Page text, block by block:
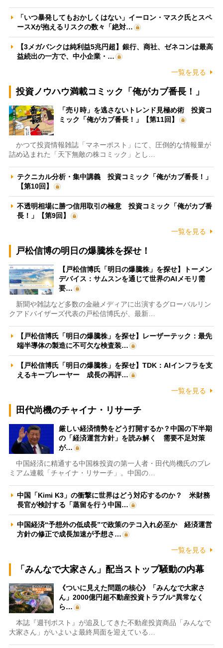
「いつ暴発してもおかしくはない」イーロン・マスク氏とスペ
ースXが抱えるリスクの数々「絶対…
【3メガバンクは純利益5兆円超】銀行、商社、ゼネコンは最高
益続出の一方で、中小企業・…
一覧を見る
投資ノウハウ満載コミック「俺がカブ番長！」
「売り時」を逃さないトレンド見極め術 投資コ
ミック「俺がカブ番長！」【第11回】
かつて投資情報雑誌「マネーポスト」にて、圧倒的な情報量が
詰め込まれた「天下無敵の株コミック」とし…
テクニカル分析・集中講義 投資コミック「俺がカブ番長！」
【第10回】
不透明相場に勝つ信用取引の極意 投資コミック「俺がカブ番
長！」【第9回】
一覧を見る
戸松信博の明日の爆騰株を探せ！
【戸松信博氏「明日の爆騰株」を探せ】トーメン
デバイス：サムスンを通じて世界のAIメモリ需
要…
新聞や雑誌など多数の金融メディアに出演するグローバルリン
クアドバイザーズ代表の戸松信博氏が、最新…
【戸松信博氏「明日の爆騰株」を探せ】レーザーテック：最先
端半導体の製造に不可欠な検査装…
【戸松信博氏「明日の爆騰株」を探せ】TDK：AIインフラを支
えるキープレーヤー 成長の再評…
一覧を見る
田代尚機のチャイナ・リサーチ
厳しい経済情勢をどう打開するか？中国の下半期
の「経済運営方針」を読み解く 需要不足対策
が…
中国経済に精通する中国株投資の第一人者・田代尚機氏のプレ
ミアム連載「チャイナ・リサーチ」。中国の…
中国「Kimi K3」の衝撃に世界はどう対応するのか？ 米財務
長官が検討する「蒸留を行う中国…
中国経済“予想外の低成長”で政策のテコ入れ必至か 経済運営
方針の修正で成長加速が予想さ…
一覧を見る
「みんなで大家さん」配当ストップ騒動の内幕
《ついに見えた問題の核心》「みんなで大家さ
ん」2000億円超不動産投資トラブル“異常なく
ら…
本誌『週刊ポスト』が追及してきた不動産投資商品「みんなで
大家さん」がいよいよ最終局面を迎えている…